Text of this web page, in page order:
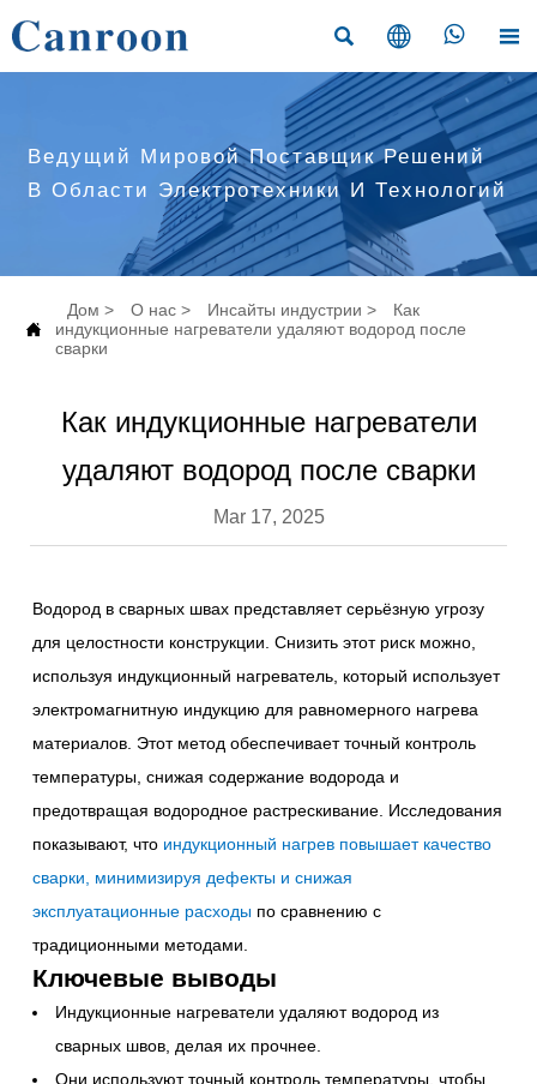
   
Ведущий Мировой Поставщик Решений
В Области Электротехники И Технологий

Дом > О нас > Инсайты индустрии >
Как
индукционные нагреватели удаляют водород после
сварки
Как индукционные нагреватели
удаляют водород после сварки
Mar 17, 2025
Водород в сварных швах представляет серьёзную угрозу
для целостности конструкции. Снизить этот риск можно,
используя индукционный нагреватель, который использует
электромагнитную индукцию для равномерного нагрева
материалов. Этот метод обеспечивает точный контроль
температуры, снижая содержание водорода и
предотвращая водородное растрескивание. Исследования
показывают, что индукционный нагрев повышает качество
сварки, минимизируя дефекты и снижая
эксплуатационные расходы по сравнению с
традиционными методами.
Ключевые выводы
Индукционные нагреватели удаляют водород из
сварных швов, делая их прочнее.
Они используют точный контроль температуры, чтобы